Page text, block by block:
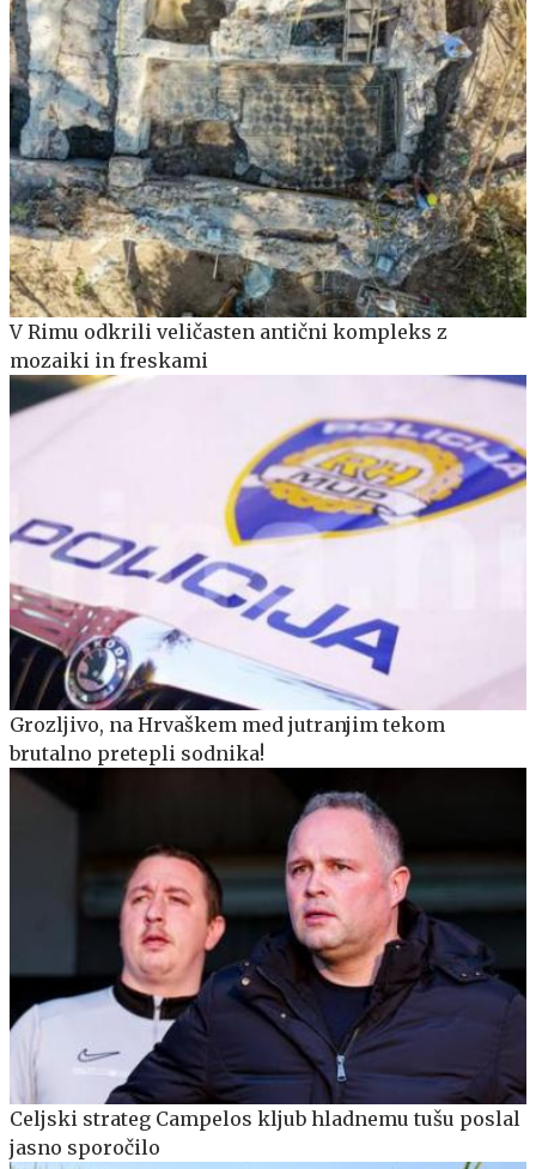
V Rimu odkrili veličasten antični kompleks z
mozaiki in freskami
Grozljivo, na Hrvaškem med jutranjim tekom
brutalno pretepli sodnika!
Celjski strateg Campelos kljub hladnemu tušu poslal
jasno sporočilo